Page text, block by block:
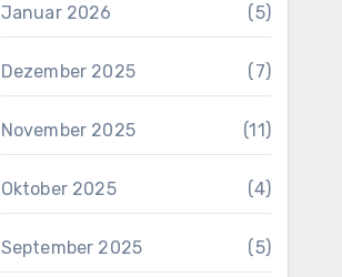
Januar 2026 (5)
Dezember 2025 (7)
November 2025 (11)
Oktober 2025 (4)
September 2025 (5)